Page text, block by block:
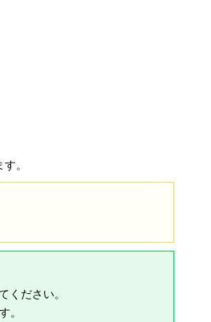
。
ください。
。